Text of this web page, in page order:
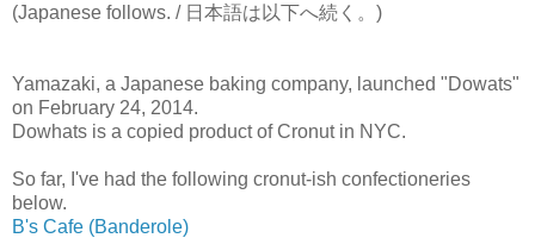
(Japanese follows. / 日本語は以下へ続く。)
Yamazaki, a Japanese baking company, launched "Dowats"
on February 24, 2014.
Dowhats is a copied product of Cronut in NYC.
So far, I've had the following cronut-ish confectioneries
below.
B's Cafe (Banderole)